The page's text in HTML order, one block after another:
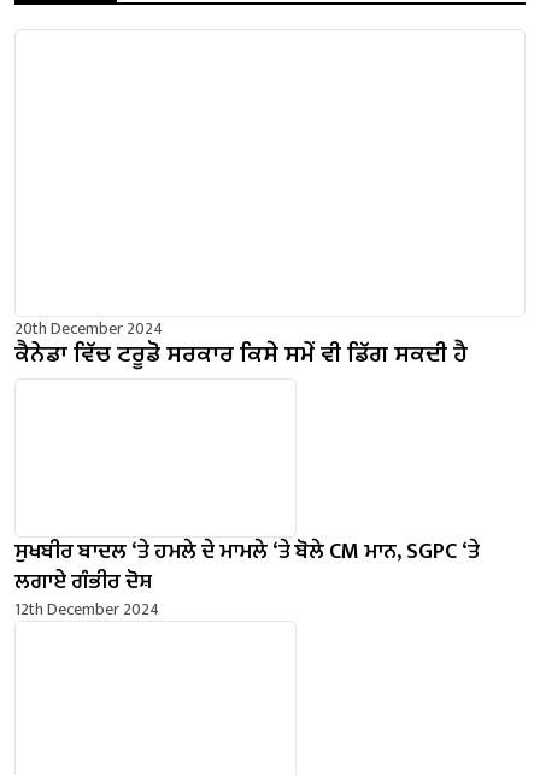
20th December 2024
ਕੈਨੇਡਾ ਵਿੱਚ ਟਰੂਡੋ ਸਰਕਾਰ ਕਿਸੇ ਸਮੇਂ ਵੀ ਡਿੱਗ ਸਕਦੀ ਹੈ
ਸੁਖਬੀਰ ਬਾਦਲ ‘ਤੇ ਹਮਲੇ ਦੇ ਮਾਮਲੇ ‘ਤੇ ਬੋਲੇ ​​CM ਮਾਨ, SGPC ‘ਤੇ
ਲਗਾਏ ਗੰਭੀਰ ਦੋਸ਼
12th December 2024